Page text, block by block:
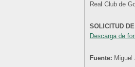
Real Club de
SOLICITUD
Descarga de
Fuente: Miguel